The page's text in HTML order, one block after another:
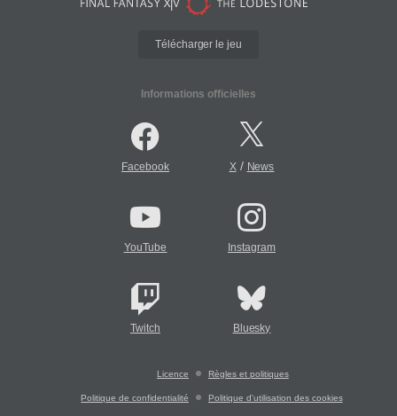
Télécharger le jeu
Informations officielles
Facebook X/ News
YouTube Instagram
Twitch Bluesky
Licence Règles et politiques
Politique de confidentialité Politique d'utilisation des cookies